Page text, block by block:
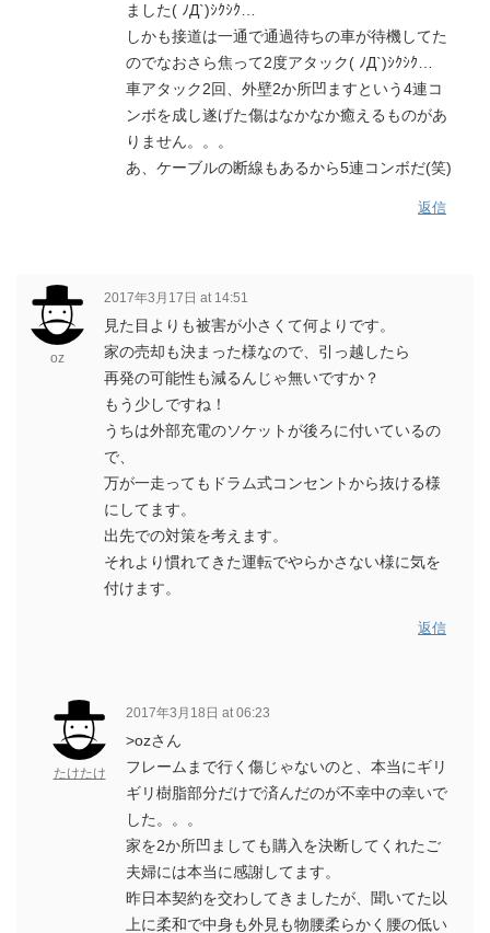
ました( ﾉД`)ｼｸｼｸ…
しかも接道は一通で通過待ちの車が待機してた
のでなおさら焦って2度アタック( ﾉД`)ｼｸｼｸ…
車アタック2回、外壁2か所凹ますという4連コ
ンボを成し遂げた傷はなかなか癒えるものがあ
りません。。。
あ、ケーブルの断線もあるから5連コンボだ(笑)
返信
oz
2017年3月17日 at 14:51
見た目よりも被害が小さくて何よりです。
家の売却も決まった様なので、引っ越したら
再発の可能性も減るんじゃ無いですか？
もう少しですね！
うちは外部充電のソケットが後ろに付いているの
で、
万が一走ってもドラム式コンセントから抜ける様
にしてます。
出先での対策を考えます。
それより慣れてきた運転でやらかさない様に気を
付けます。
返信
たけたけ
2017年3月18日 at 06:23
>ozさん
フレームまで行く傷じゃないのと、本当にギリ
ギリ樹脂部分だけで済んだのが不幸中の幸いで
した。。。
家を2か所凹ましても購入を決断してくれたご
夫婦には本当に感謝してます。
昨日本契約を交わしてきましたが、聞いてた以
上に柔和で中身も外見も物腰柔らかく腰の低い